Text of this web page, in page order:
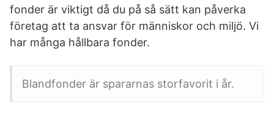
fonder är viktigt då du på så sätt kan påverka
företag att ta ansvar för människor och miljö. Vi
har många hållbara fonder.
Blandfonder är spararnas storfavorit i år.